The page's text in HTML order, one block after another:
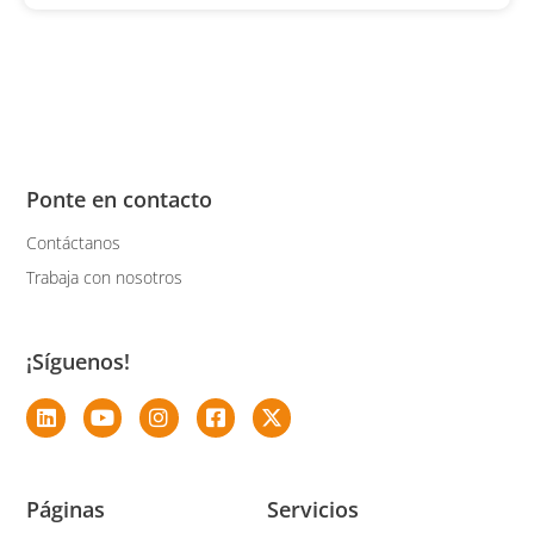
Servicios
Páginas
Ponte en contacto
Contáctanos
Trabaja con nosotros
¡Síguenos!